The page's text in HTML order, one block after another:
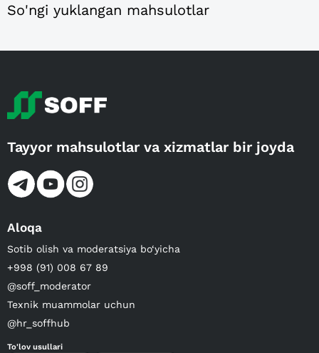
So'ngi yuklangan mahsulotlar
Tayyor mahsulotlar va xizmatlar bir joyda
Aloqa
Sotib olish va moderatsiya bo‘yicha
+998 (91) 008 67 89
@soff_moderator
Texnik muammolar uchun
@hr_soffhub
To'lov usullari